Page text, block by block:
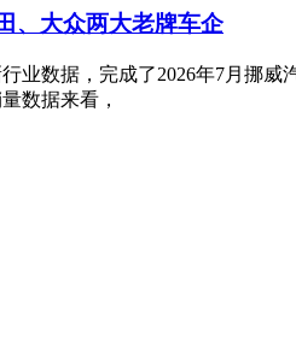
、大众两大老牌车企
业数据，完成了2026年7月挪
数据来看，